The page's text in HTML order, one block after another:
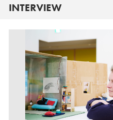
INTERVIEW